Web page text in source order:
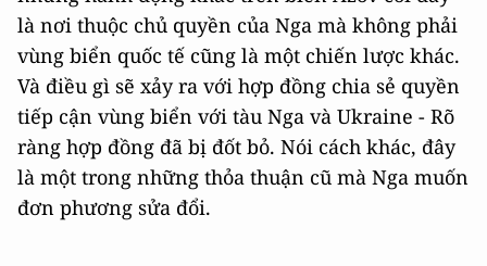
là nơi thuộc chủ quyền của Nga mà không phải
vùng biển quốc tế cũng là một chiến lược khác.
Và điều gì sẽ xảy ra với hợp đồng chia sẻ quyền
tiếp cận vùng biển với tàu Nga và Ukraine - Rõ
ràng hợp đồng đã bị đốt bỏ. Nói cách khác, đây
là một trong những thỏa thuận cũ mà Nga muốn
đơn phương sửa đổi.